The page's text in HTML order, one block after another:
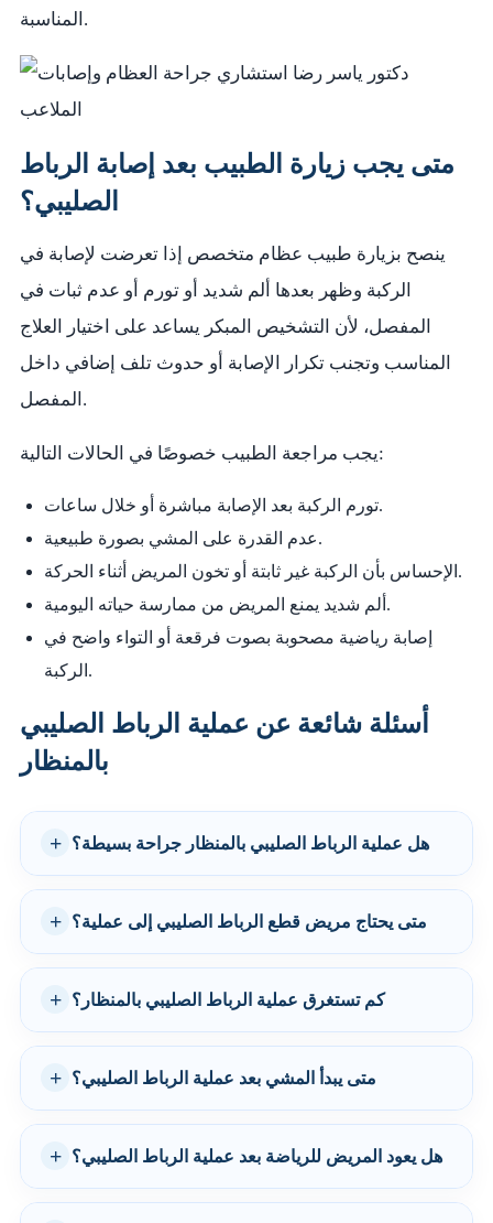
المناسبة.
متى يجب زيارة الطبيب بعد إصابة الرباط
الصليبي؟
ينصح بزيارة طبيب عظام متخصص إذا تعرضت لإصابة في
الركبة وظهر بعدها ألم شديد أو تورم أو عدم ثبات في
المفصل، لأن التشخيص المبكر يساعد على اختيار العلاج
المناسب وتجنب تكرار الإصابة أو حدوث تلف إضافي داخل
المفصل.
يجب مراجعة الطبيب خصوصًا في الحالات التالية:
تورم الركبة بعد الإصابة مباشرة أو خلال ساعات.
عدم القدرة على المشي بصورة طبيعية.
الإحساس بأن الركبة غير ثابتة أو تخون المريض أثناء الحركة.
ألم شديد يمنع المريض من ممارسة حياته اليومية.
إصابة رياضية مصحوبة بصوت فرقعة أو التواء واضح في
الركبة.
أسئلة شائعة عن عملية الرباط الصليبي
بالمنظار
هل عملية الرباط الصليبي بالمنظار جراحة بسيطة؟
متى يحتاج مريض قطع الرباط الصليبي إلى عملية؟
كم تستغرق عملية الرباط الصليبي بالمنظار؟
متى يبدأ المشي بعد عملية الرباط الصليبي؟
هل يعود المريض للرياضة بعد عملية الرباط الصليبي؟